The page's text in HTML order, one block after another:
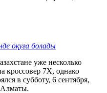
оқуға болады
уже несколько
кроссовер 7X, однако
в субботу, 6 сентября,
Алматы.